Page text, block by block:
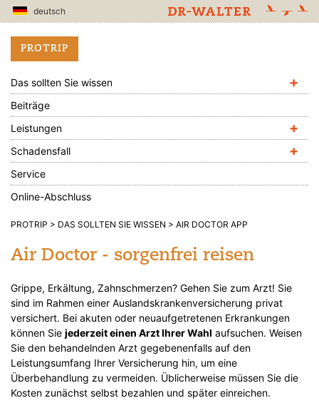
deutsch
PROTRIP
Das sollten Sie wissen +
Beiträge
Leistungen
+
Schadensfall +
Service
Online-Abschluss
PROTRIP DAS SOLLTEN SIE WISSEN AIR DOCTOR APP
Air Doctor - sorgenfrei reisen
Grippe, Erkältung, Zahnschmerzen? Gehen Sie zum Arzt! Sie
sind im Rahmen einer Auslandskrankenversicherung privat
versichert. Bei akuten oder neuaufgetretenen Erkrankungen
können Sie jederzeit einen Arzt Ihrer Wahl aufsuchen. Weisen
Sie den behandelnden Arzt gegebenenfalls auf den
Leistungsumfang Ihrer Versicherung hin, um eine
Überbehandlung zu vermeiden. Üblicherweise müssen Sie die
Kosten zunächst selbst bezahlen und später einreichen.